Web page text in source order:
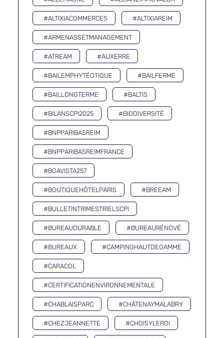
#ALTIXIACOMMERCES #ALTIXIAREIM
#ARMENASSETMANAGEMENT
#ATREAM #AUXERRE
#BAILEMPHYTÉOTIQUE #BAILFERME
#BAILLONGTERME #BALTIS
#BILANSCPI2025 #BIODIVERSITÉ
#BNPPARIBASREIM
#BNPPARIBASREIMFRANCE
#BOAVISTA257
#BOUTIQUEHÔTELPARIS #BREEAM
#BULLETINTRIMESTRIELSCPI
#BUREAUDURABLE #BUREAURÉNOVÉ
#BUREAUX #CAMPINGHAUTDEGAMME
#CARACOL
#CERTIFICATIONENVIRONNEMENTALE
#CHABLAISPARC #CHÂTENAYMALABRY
#CHEZJEANNETTE #CHOISYLEROI